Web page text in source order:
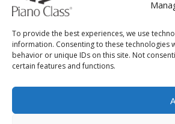
To provide the best experiences, we use
information. Consenting to these technologies
behavior or unique IDs on this site. Not
certain features and functions.